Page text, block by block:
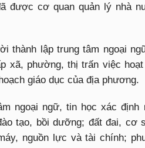
được cơ quan quản lý nhà
thành lập trung tâm ngoại
xã, phường, thị trấn việc
giáo dục của địa phương.
ngoại ngữ, tin học xác định
tạo, bồi dưỡng; đất đai, cơ
nguồn lực và tài chính;